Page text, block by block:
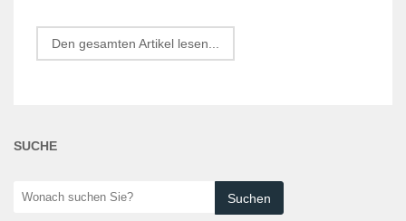
Den gesamten Artikel lesen...
SUCHE
Wonach